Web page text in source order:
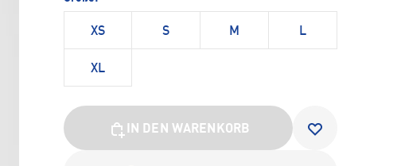
XS S M L
XL
IN DEN WARENKORB